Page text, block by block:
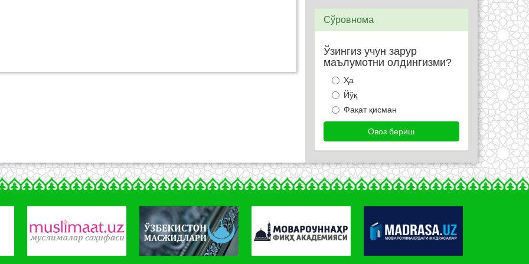
Сўровнома
Ўзингиз учун зарур
маълумотни олдингизми?
Ҳа
Йўқ
Фақат қисман